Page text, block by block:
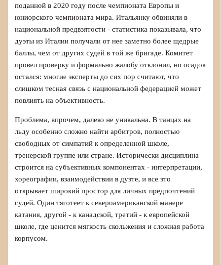
поданной в 2020 году после чемпионата Европы и
юниорского чемпионата мира. Итальянку обвиняли в
национальной предвзятости - статистика показывала, что
дуэты из Италии получали от нее заметно более щедрые
баллы, чем от других судей в той же бригаде. Комитет
провел проверку и формально жалобу отклонил, но осадок
остался: многие эксперты до сих пор считают, что
слишком тесная связь с национальной федерацией может
повлиять на объективность.
Проблема, впрочем, далеко не уникальна. В танцах на
льду особенно сложно найти арбитров, полностью
свободных от симпатий к определенной школе,
тренерской группе или стране. Исторически дисциплина
строится на субъективных компонентах - интерпретации,
хореографии, взаимодействии в дуэте, и все это
открывает широкий простор для личных предпочтений
судей. Один тяготеет к североамериканской манере
катания, другой - к канадской, третий - к европейской
школе, где ценится мягкость скольжения и сложная работа
корпусом.